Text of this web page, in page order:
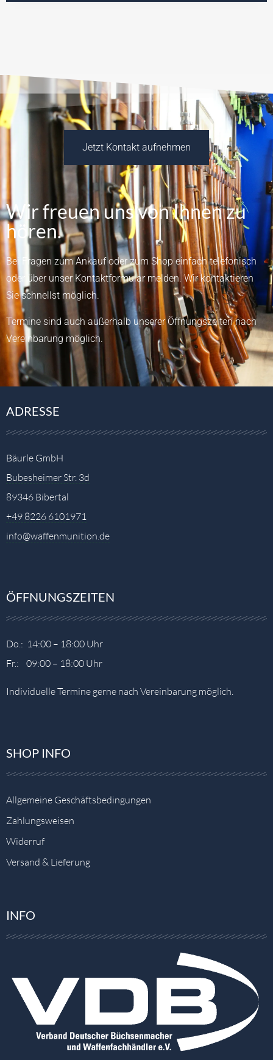
Jetzt Kontakt aufnehmen
Wir freuen uns von Ihnen zu
hören.
Bei Fragen zum Ankauf oder zum Shop einfach telefonisch
oder über unser Kontaktformularmelden.Wir kontaktieren
Sie schnellst möglich.
Termine sind auch außerhalb unserer Öffnungszeiten nach
Vereinbarung möglich.
ADRESSE
Bäurle GmbH
Bubesheimer Str. 3d
89346 Bibertal
+49 8226 6101971
info@waffenmunition.de
ÖFFNUNGSZEITEN
Do.: 14:00 – 18:00 Uhr
Fr.: 09:00 – 18:00 Uhr
Individuelle Termine gerne nach Vereinbarung möglich.
SHOP INFO
Allgemeine Geschäftsbedingungen
Zahlungsweisen
Widerruf
Versand & Lieferung
INFO